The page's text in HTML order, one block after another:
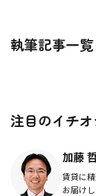
執筆記事一覧
注目のイチ
加藤
賃貸に
お届けし